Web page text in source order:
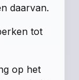
daarvan.
tot
op het